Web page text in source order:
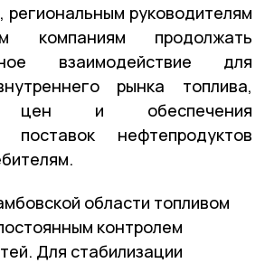
региональным руководителям
компаниям продолжать
взаимодействие для
рынка топлива,
цен и обеспечения
поставок нефтепродуктов
области топливом
контролем
Для стабилизации